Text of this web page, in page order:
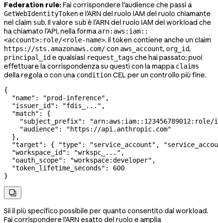
Federation rule:Fai corrispondere l'audience che passi a
GetWebIdentityTokene l'ARN del ruolo IAM del ruolo chiamante
nel claim sub. Il valore subè l'ARN del ruolo IAM del workload che
ha chiamato l'API, nella forma arn:aws:iam::
<account>:role/<role-name>. Il token contiene anche un claim
https://sts.amazonaws.com/con aws_account, org_id,
principal_id e qualsiasi request_tags che hai passato; puoi
effettuare la corrispondenza su questi con la mappa claims
della regola o con una conditionCEL per un controllo più fine.
{
  "name"
: "prod-inference" ,
  "issuer_id"
: "fdis_..." ,
  "match"
: {
    "subject_prefix"
:
    "audience"
:
"https://api.anthropic.com"
  },
  "target"
: { "type" : "service_account" ,
  "workspace_id"
: "wrkspc_..." ,
  "oauth_scope"
: "workspace:developer" ,
  "token_lifetime_seconds"
: 600
}

Sii il più specifico possibile per quanto consentito dal workload.
Fai corrispondere l'ARN esatto del ruolo e amplia